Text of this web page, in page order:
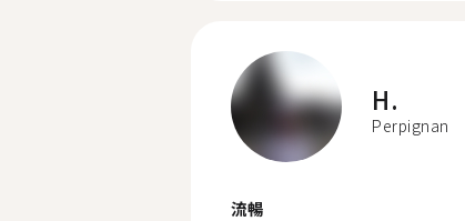
H.
Perpignan
流暢